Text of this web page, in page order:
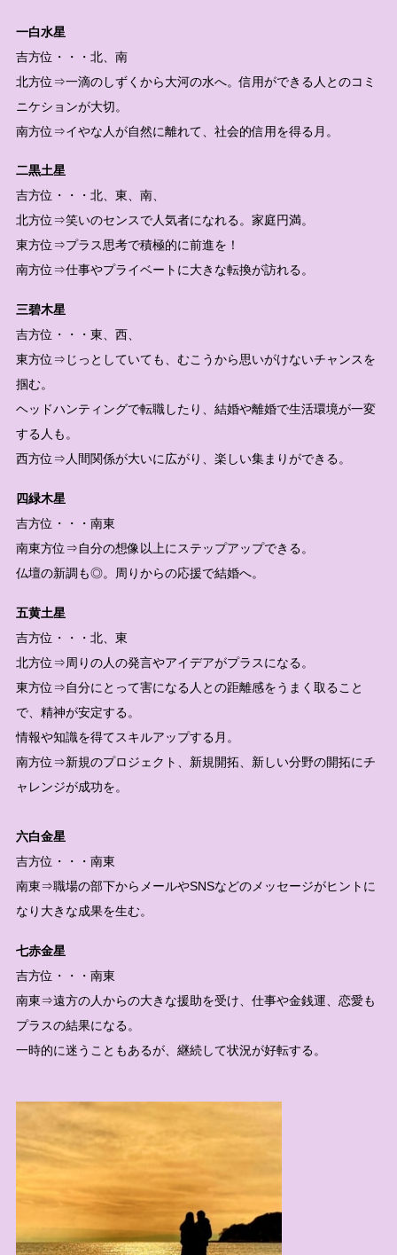
一白水星
吉方位・・・北、南
北方位⇒一滴のしずくから大河の水へ。信用ができる人とのコミ
ニケションが大切。
南方位⇒イやな人が自然に離れて、社会的信用を得る月。
二黒土星
吉方位・・・北、東、南、
北方位⇒笑いのセンスで人気者になれる。家庭円満。
東方位⇒プラス思考で積極的に前進を！
南方位⇒仕事やプライベートに大きな転換が訪れる。
三碧木星
吉方位・・・東、西、
東方位⇒じっとしていても、むこうから思いがけないチャンスを
掴む。
ヘッドハンティングで転職したり、結婚や離婚で生活環境が一変
する人も。
西方位⇒人間関係が大いに広がり、楽しい集まりができる。
四緑木星
吉方位・・・南東
南東方位⇒自分の想像以上にステップアップできる。
仏壇の新調も◎。周りからの応援で結婚へ。
五黄土星
吉方位・・・北、東
北方位⇒周りの人の発言やアイデアがプラスになる。
東方位⇒自分にとって害になる人との距離感をうまく取ること
で、精神が安定する。
情報や知識を得てスキルアップする月。
南方位⇒新規のプロジェクト、新規開拓、新しい分野の開拓にチ
ャレンジが成功を。
六白金星
吉方位・・・南東
南東⇒職場の部下からメールやSNSなどのメッセージがヒントに
なり大きな成果を生む。
七赤金星
吉方位・・・南東
南東⇒遠方の人からの大きな援助を受け、仕事や金銭運、恋愛も
プラスの結果になる。
一時的に迷うこともあるが、継続して状況が好転する。